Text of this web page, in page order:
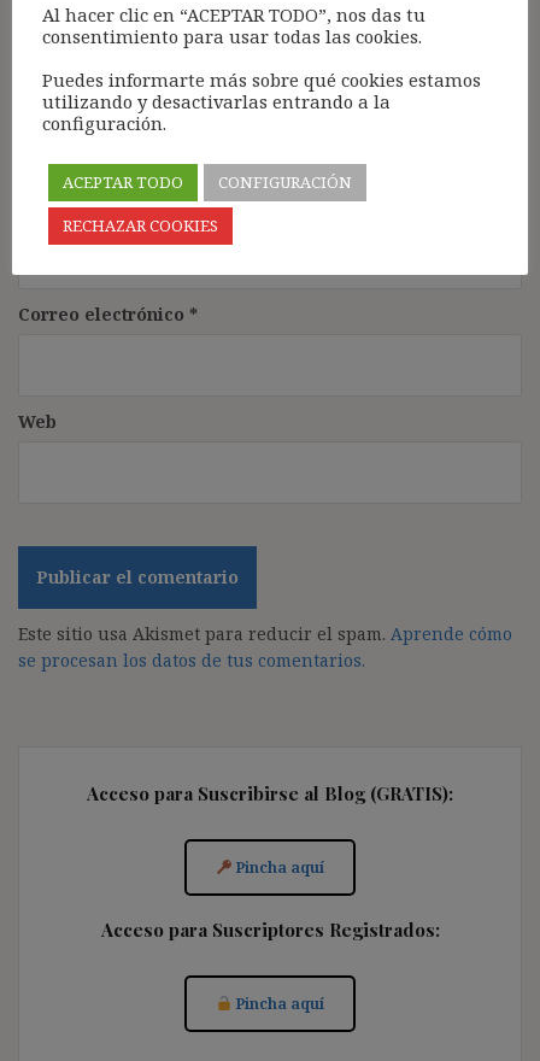
Nombre*
Correo electrónico *
Web
Este sitio usa Akismet para reducir el spam. Aprende cómo
se procesan los datos de tus comentarios.
Acceso para Suscribirse al Blog (GRATIS):
Pincha aquí
Acceso para Suscriptores Registrados:
Pincha aquí
Al hacer clic en “ACEPTAR TODO”, nos das tu
consentimiento para usar todas las cookies.
Puedes informarte más sobre qué cookies estamos
utilizando y desactivarlas entrando a la
configuración.
ACEPTAR TODO
CONFIGURACIÓN
RECHAZAR COOKIES